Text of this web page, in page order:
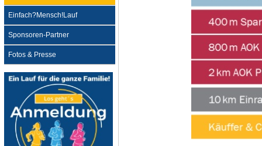
Einfach?Mensch!Lauf
Sponsoren-Partner
Fotos & Presse